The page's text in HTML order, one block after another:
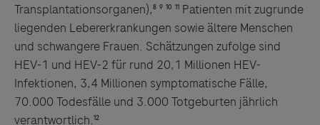
Transplantationsorganen),⁸ ⁹ ¹⁰ ¹¹ Patienten mit zugrunde
liegenden Lebererkrankungen sowie ältere Menschen
und schwangere Frauen. Schätzungen zufolge sind
HEV-1 und HEV-2 für rund 20,1 Millionen HEV-
Infektionen, 3,4 Millionen symptomatische Fälle,
70.000 Todesfälle und 3.000 Totgeburten jährlich
verantwortlich.¹²